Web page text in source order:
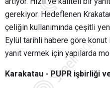
gerekiyor. Hedeflenen
çeliğin kullanımında çeşitli
Eylül tarihli habere göre
yanıt vermek için yapılarda
Karakatau - PUPR işbirliği